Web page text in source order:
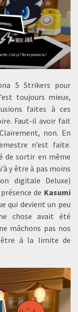
5 Strikers pour
toujours mieux,
faites à ces
Faut-il avoir fait
non. En
n’est faite.
de sortir en même
y être à pas moins
digitale Deluxe)
de Kasumi
qui devient un peu
chose avait été
mâchons pas nos
être à la limite de